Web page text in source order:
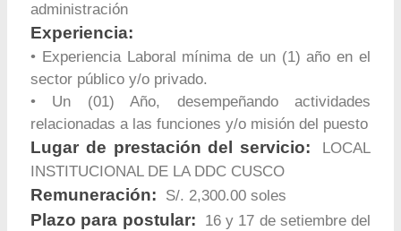
administración
Experiencia:
• Experiencia Laboral mínima de un (1) año en el
sector público y/o privado.
• Un (01) Año, desempeñando actividades
relacionadas a las funciones y/o misión del puesto
Lugar de prestación del servicio:
LOCAL
INSTITUCIONAL DE LA DDC CUSCO
Remuneración: S/. 2,300.00 soles
Plazo para postular:
16 y 17 de setiembre del